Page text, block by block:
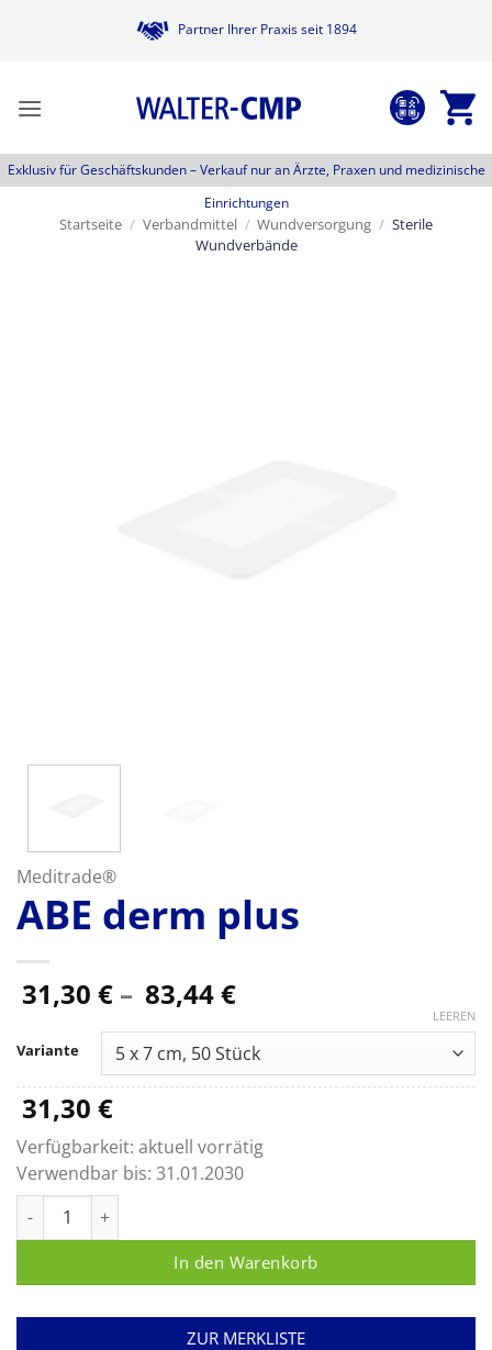
Partner Ihrer Praxis seit 1894
Exklusiv für Geschäftskunden –Verkauf nur an Ärzte, Praxen und medizinische
Einrichtungen
Startseite / Verbandmittel / Wundversorgung / Sterile
Wundverbände
Meditrade®
ABE derm plus
31,30 € – 83,44€Preisspanne:
bis
83,44 €
Variante
LEEREN
31,30 €
Verfügbarkeit: aktuell vorrätig
Verwendbar bis: 31.01.2030
ABE derm plus Menge
In den Warenkorb
ZUR MERKLISTE